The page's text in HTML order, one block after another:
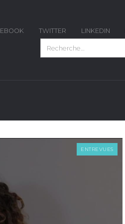
TWITTER LINKEDIN
ENTREVUES